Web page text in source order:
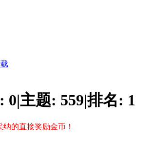
0|主题: 559|排名: 1
的直接奖励金币！